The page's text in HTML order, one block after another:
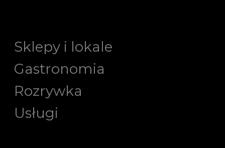
Sklepy i lokale
Gastronomia
Rozrywka
Usługi